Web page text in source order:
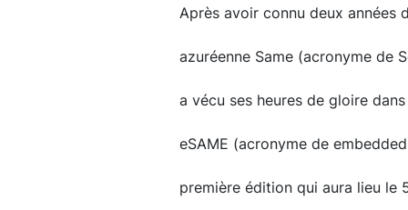
Après avoir connu deux années
azuréenne Same (acronyme de
a vécu ses heures de gloire
eSAME (acronyme de
première édition qui aura lieu le